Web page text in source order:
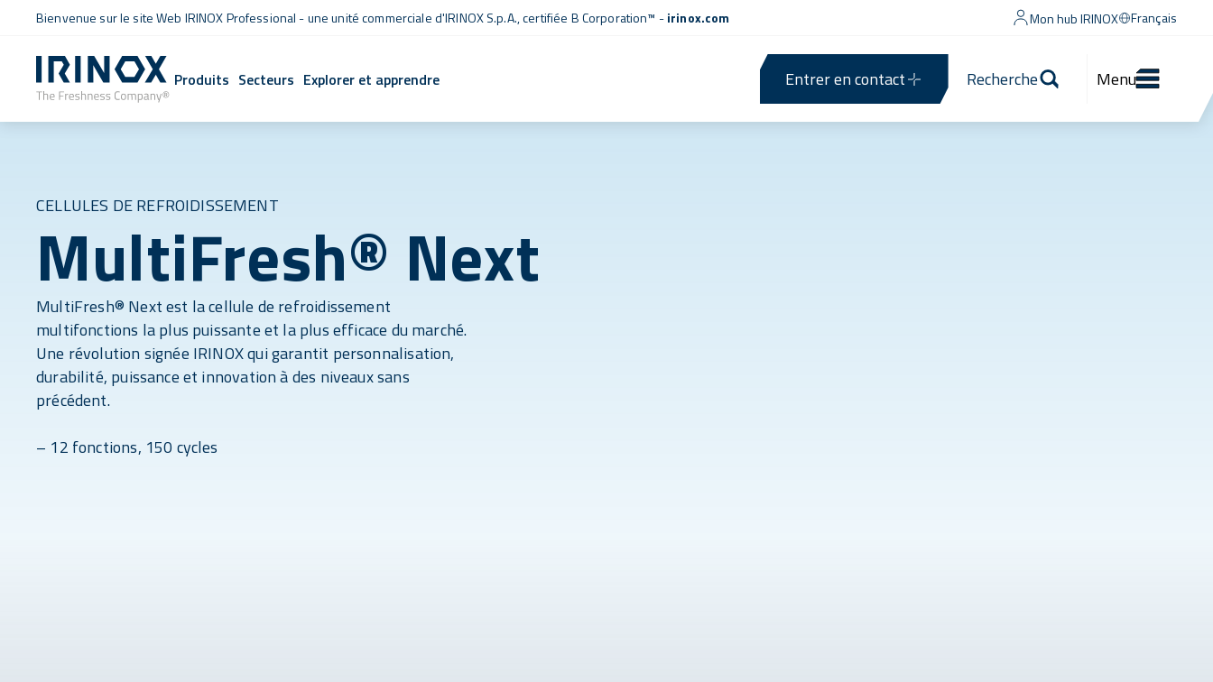
Bienvenue sur le site Web IRINOX Professional - une unité commerciale d'IRINOX S.p.A.,certifiée B Corporation™ -irinox.com Mon hub IRINOX Français
Produits Secteurs Explorer et apprendre Entrer en contact Recherche Menu
CELLULES DE REFROIDISSEMENT
MultiFresh® Next
MultiFresh® Next est la cellule de refroidissement
multifonctions la plus puissante et la plus efficace du marché.
Une révolution signée IRINOX qui garantit personnalisation,
durabilité, puissance et innovation à des niveaux sans
précédent.
– 12 fonctions, 150 cycles